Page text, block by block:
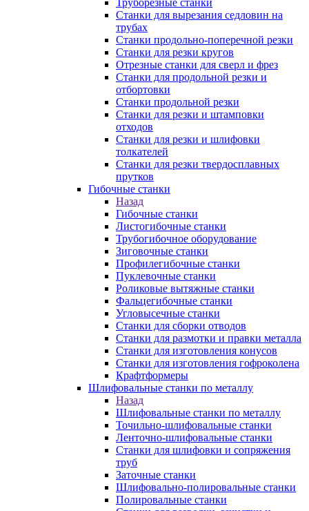
Труборезные станки
Станки для вырезания седловин на
трубаx
Станки продольно-поперечной резки
Станки для резки кругов
Отрезные станки для сверл и фрез
Станки для продольной резки и
отбортовки
Станки продольной резки
Станки для резки и штамповки
отходов
Станки для резки и шлифовки
толкателей
Станки для резки твердосплавных
прутков
Гибочные станки
Назад
Гибочные станки
Листогибочные станки
Трубогибочное оборудование
Зиговочные станки
Профилегибочные станки
Пуклевочные станки
Роликовые вытяжные станки
Фальцегибочные станки
Угловысечные станки
Станки для сборки отводов
Станки для размотки и правки металла
Станки для изготовления конусов
Станки для изготовления гофроколена
Крафтформеры
Шлифовальные станки по металлу
Назад
Шлифовальные станки по металлу
Точильно-шлифовальные станки
Ленточно-шлифовальные станки
Станки для шлифовки и сопряжения
труб
Заточные станки
Шлифовально-полировальные станки
Полировальные станки